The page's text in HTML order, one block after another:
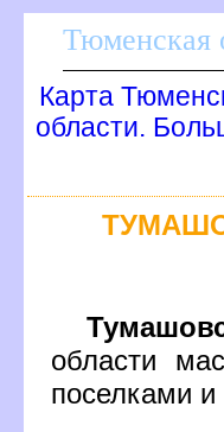
Тюменская
Карта
области.
области
поселками